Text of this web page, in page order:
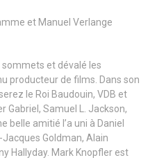
et Manuel Verlange
et dévalé les
producteur de films. Dans son
le Roi Baudouin, VDB et
Gabriel, Samuel L. Jackson,
belle amitié l’a uni à Daniel
Goldman, Alain
Hallyday. Mark Knopfler est